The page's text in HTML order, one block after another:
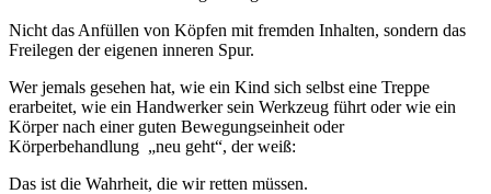
Nicht das Anfüllen von Köpfen mit fremden Inhalten, sondern das
Freilegen der eigenen inneren Spur.
Wer jemals gesehen hat, wie ein Kind sich selbst eine Treppe
erarbeitet, wie ein Handwerker sein Werkzeug führt oder wie ein
Körper nach einer guten Bewegungseinheit oder
Körperbehandlung „neu geht“, der weiß:
Das ist die Wahrheit, die wir retten müssen.